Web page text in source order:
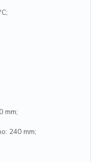
mm;
240 mm;